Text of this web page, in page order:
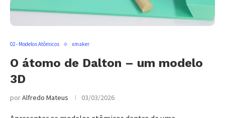
02 - Modelos Atômicos xmaker
O átomo de Dalton – um modelo
3D
porAlfredo Mateus 03/03/2026